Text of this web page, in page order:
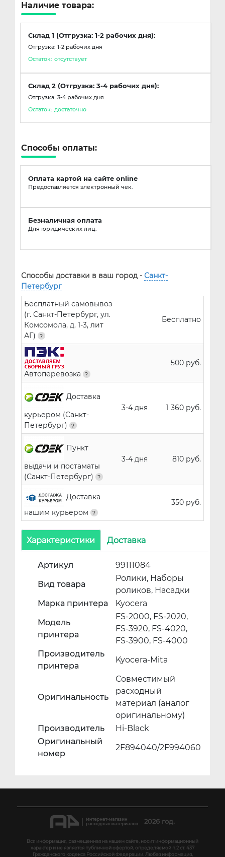
Наличие товара:
Склад 1 (Отгрузка: 1-2 рабочих дня):
Отгрузка: 1-2 рабочих дня
Остаток: отсутствует
Склад 2 (Отгрузка: 3-4 рабочих дня):
Отгрузка: 3-4 рабочих дня
Остаток: достаточно
Способы оплаты:
Оплата картой на сайте online
Предоставляется электронный чек.
Безналичная оплата
Для юридических лиц.
Способы доставки в ваш город - Санкт-
Петербург
Бесплатный самовывоз
(г. Санкт-Петербург, ул.
Комсомола, д. 1-3, лит
АГ)
Бесплатно
Автоперевозка
500 руб.
Доставка
курьером (Санкт-
Петербург)
3-4 дня 1 360 руб.
Пункт
выдачи и постаматы
(Санкт-Петербург)
3-4 дня 810 руб.
Доставка
нашим курьером
350 руб.
Характеристики Доставка
Артикул
99111084
Вид товара
Ролики, Наборы
роликов, Насадки
Марка принтера
Kyocera
Модель
принтера
FS-2000, FS-2020,
FS-3920, FS-4020,
FS-3900, FS-4000
Производитель
принтера
Kyocera-Mita
Оригинальность
Совместимый
расходный
материал (аналог
оригинальному)
Производитель
Hi-Black
Оригинальный
номер
2F894040/2F994060
2026 год.
Вся информация, размещенная на нашем сайте, носит информационный
характер и не является публичной офертой, определяемой п.2 ст. 437
Гражданского кодекса Российской Федерации. Любая информация,